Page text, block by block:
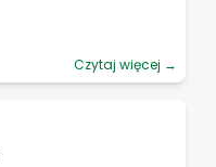
Czytaj więcej →